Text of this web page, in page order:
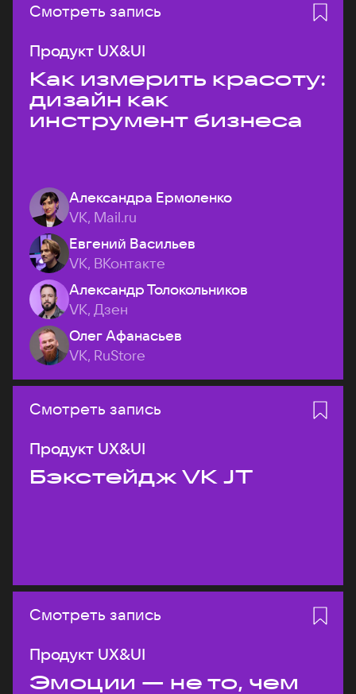
Смотреть запись
Продукт UX&UI
Как измерить красоту:
дизайн как
инструмент бизнеса
Александра Ермоленко
VK, Mail.ru
Евгений Васильев
VK, ВКонтакте
Александр Толокольников
VK, Дзен
Олег Афанасьев
VK, RuStore
Смотреть запись
Продукт UX&UI
Бэкстейдж VK JT
Смотреть запись
Продукт UX&UI
Эмоции — не то, чем